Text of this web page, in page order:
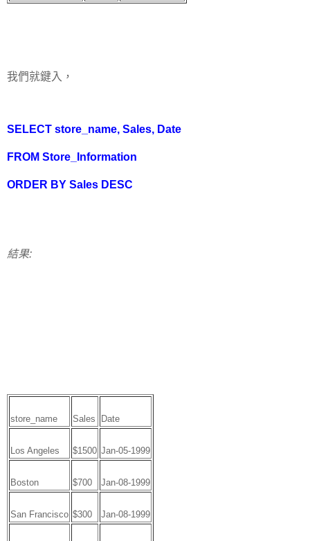
我們就鍵入，
SELECT store_name, Sales, Date
FROM Store_Information
ORDER BY Sales DESC
結果:
store_name Sales Date
Los Angeles $1500 Jan-05-1999
Boston $700 Jan-08-1999
San Francisco $300 Jan-08-1999